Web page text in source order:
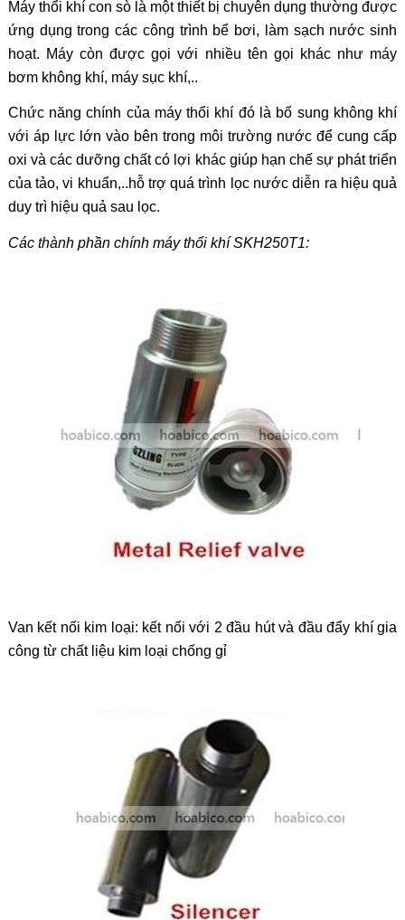
Máy thổi khí con sò là một thiết bị chuyên dụng thường được
ứng dụng trong các công trình bể bơi, làm sạch nước sinh
hoạt. Máy còn được gọi với nhiều tên gọi khác như máy
bơm không khí, máy sục khí,..
Chức năng chính của máy thổi khí đó là bổ sung không khí
với áp lực lớn vào bên trong môi trường nước để cung cấp
oxi và các dưỡng chất có lợi khác giúp hạn chế sự phát triển
của tảo, vi khuẩn,..hỗ trợ quá trình lọc nước diễn ra hiệu quả
duy trì hiệu quả sau lọc.
Các thành phần chính máy thổi khí SKH250T1:
Van kết nối kim loại: kết nối với 2 đầu hút và đầu đẩy khí gia
công từ chất liệu kim loại chống gỉ